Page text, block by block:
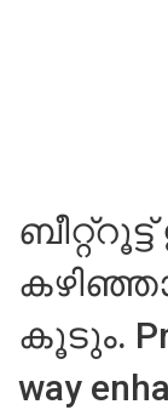
കൂടും.
way